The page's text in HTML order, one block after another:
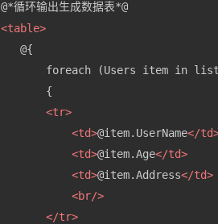
<table>
<tr>
<td>@item.UserName</td
<td>@item.Age</td>
<td>@item.Address</td>
<br/>
</tr>